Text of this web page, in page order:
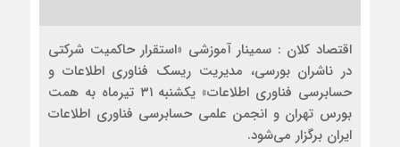
اقتصاد کلان : سمینار آموزشی «استقرار حاکمیت شرکتی
در ناشران بورسی، مدیریت ریسک فناوری اطلاعات و
حسابرسی فناوری اطلاعات» یکشنبه ۳۱ تیرماه به همت
بورس تهران و انجمن علمی حسابرسی فناوری اطلاعات
ایران برگزار می‌شود.